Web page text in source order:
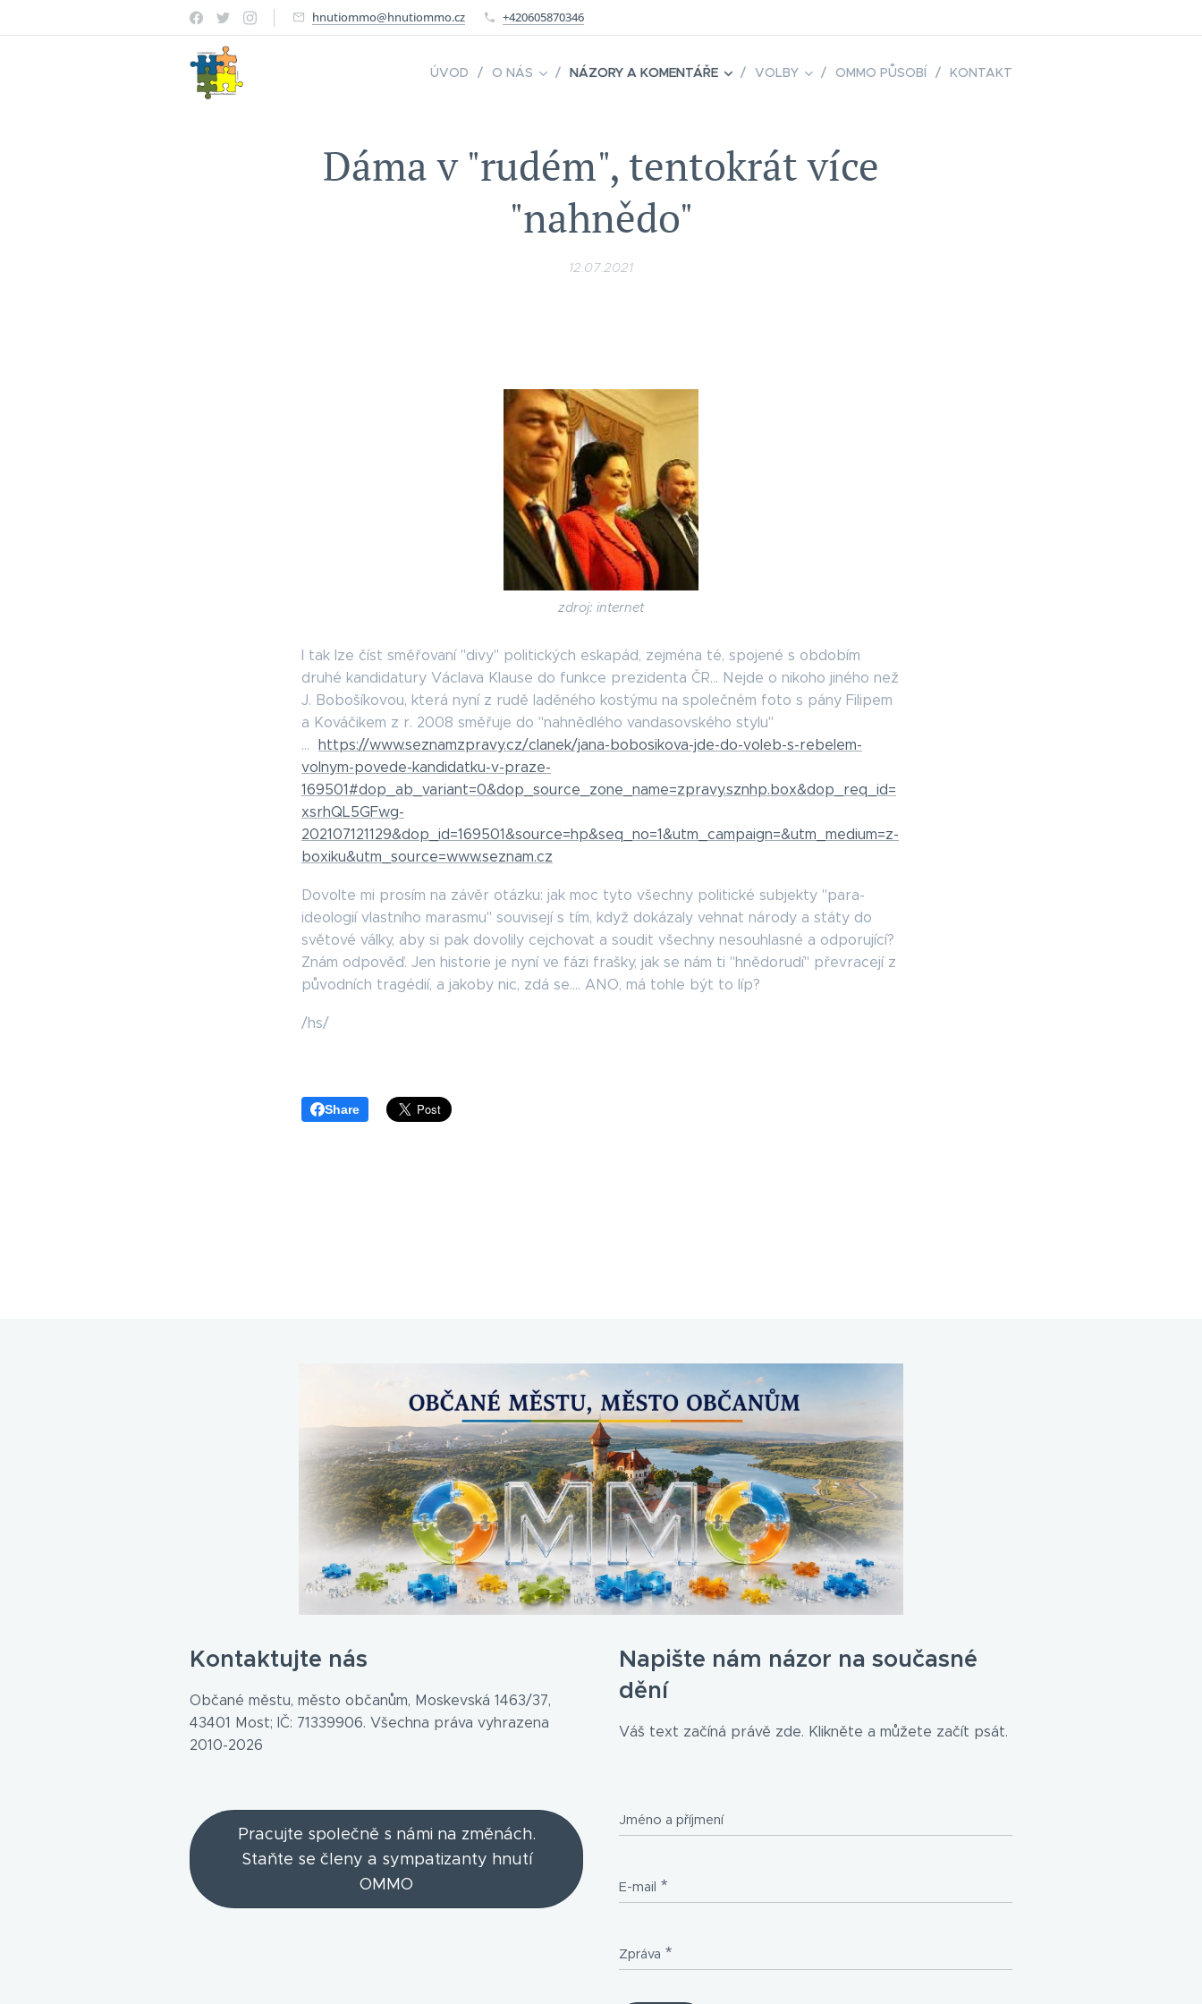
hnutiommo@hnutiommo.cz +420605870346
ÚVOD O NÁS NÁZORY A KOMENTÁŘE VOLBY OMMO PŮSOBÍ KONTAKT
Dáma v "rudém", tentokrát více
"nahnědo"
12.07.2021
zdroj: internet
I tak lze číst směřovaní "divy" politických eskapád, zejména té, spojené s obdobím
druhé kandidatury Václava Klause do funkce prezidenta ČR... Nejde o nikoho jiného než
J. Bobošíkovou, která nyní z rudě laděného kostýmu na společném foto s pány Filipem
a Kováčikem z r. 2008 směřuje do "nahnědlého vandasovského stylu"
...
https://www.seznamzpravy.cz/clanek/jana-bobosikova-jde-do-voleb-s-rebelem-
volnym-povede-kandidatku-v-praze-
169501#dop_ab_variant=0&dop_source_zone_name=zpravy.sznhp.box&dop_req_id=
xsrhQL5GFwg-
202107121129&dop_id=169501&source=hp&seq_no=1&utm_campaign=&utm_medium=z-
boxiku&utm_source=www.seznam.cz
Dovolte mi prosím na závěr otázku: jak moc tyto všechny politické subjekty "para-
ideologií vlastního marasmu" souvisejí s tím, když dokázaly vehnat národy a státy do
světové války, aby si pak dovolily cejchovat a soudit všechny nesouhlasné a odporující?
Znám odpověď. Jen historie je nyní ve fázi frašky, jak se nám ti "hnědorudí" převracejí z
původních tragédií, a jakoby nic, zdá se.... ANO, má tohle být to líp?
/hs/
Share
Kontaktujte nás
Občané městu, město občanům, Moskevská 1463/37,
43401 Most; IČ: 71339906. Všechna práva vyhrazena
2010-2026
Pracujte společně s námi na změnách.
Staňte se členy a sympatizanty hnutí
OMMO
Napište nám názor na současné
dění
Váš text začíná právě zde. Klikněte a můžete začít psát.
Jméno a příjmení
E-mail
Zpráva